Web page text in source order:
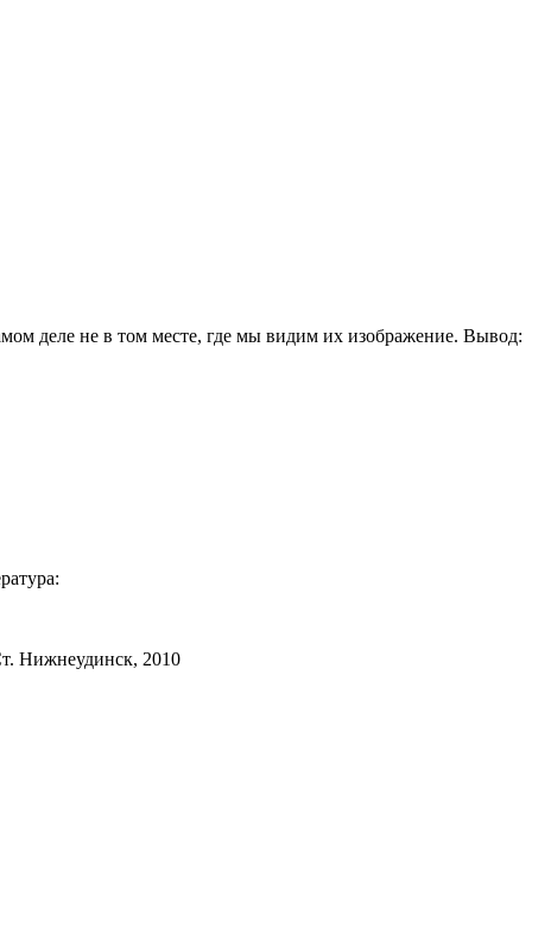
деле не в том месте, где мы видим их изображение. Вывод:
Нижнеудинск, 2010